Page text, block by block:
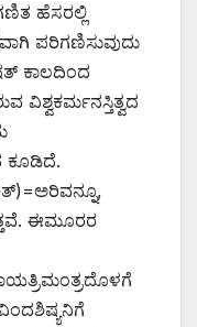
ಹೆಸರಲ್ಲಿ
ಪರಿಗಣಿಸುವುದು
ಕಾಲದಿಂದ
ವಿಶ್ವಕರ್ಮನಸ್ತಿತ್ವದ
ಕೂಡಿದೆ.
ಈಮೂರರ